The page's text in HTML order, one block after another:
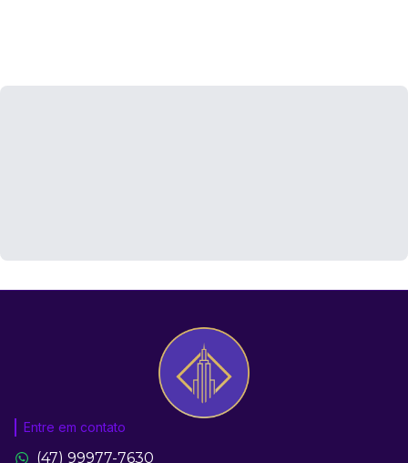
Entre em contato
(47) 99977-7630